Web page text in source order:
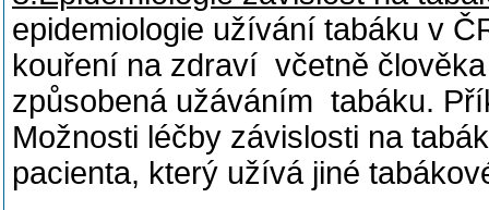
epidemiologie užívání tabáku v
kouření na zdraví včetně
způsobená užáváním tabáku.
Možnosti léčby závislosti na
pacienta, který užívá jiné